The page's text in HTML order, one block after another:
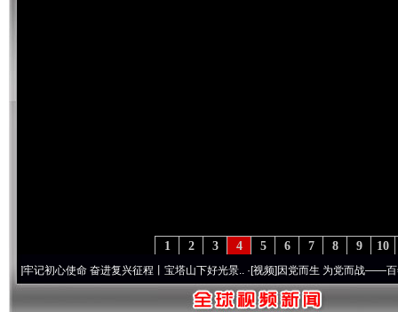
10
9
8
7
6
5
4
3
2
1
使命 奋进复兴征程丨宝塔山下好光景..·[视频]因党而生 为党而战——百年“纪”事⑧